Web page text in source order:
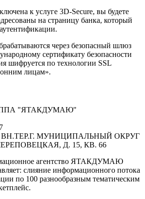
к услуге 3D-Secure, вы будете
на страницу банка, который
через безопасный шлюз
сертификату безопасности
шифруется по технологии SSL
лицам».
"ЯТАКДУМАЮ"
ВН.ТЕР.Г. МУНИЦИПАЛЬНЫЙ ОКРУГ
Д. 15, КВ. 66
агентство ЯТАКДУМАЮ
слияние информационного потока
по 100 разнообразным тематическим